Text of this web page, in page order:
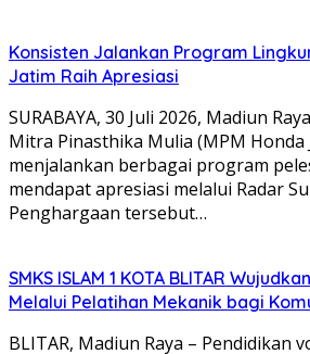
Konsisten Jalankan Program
Jatim Raih Apresiasi
SURABAYA, 30 Juli 2026, Madiun
Mitra Pinasthika Mulia (MPM Honda
menjalankan berbagai program
mendapat apresiasi melalui Radar
Penghargaan tersebut…
SMKS ISLAM 1 KOTA BLITAR
Melalui Pelatihan Mekanik bagi
BLITAR, Madiun Raya – Pendidikan